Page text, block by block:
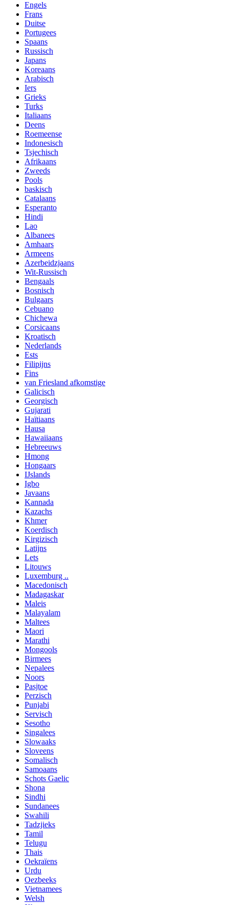
Engels
Frans
Duitse
Portugees
Spaans
Russisch
Japans
Koreaans
Arabisch
Iers
Grieks
Turks
Italiaans
Deens
Roemeense
Indonesisch
Tsjechisch
Afrikaans
Zweeds
Pools
baskisch
Catalaans
Esperanto
Hindi
Lao
Albanees
Amhaars
Armeens
Azerbeidzjaans
Wit-Russisch
Bengaals
Bosnisch
Bulgaars
Cebuano
Chichewa
Corsicaans
Kroatisch
Nederlands
Ests
Filipijns
Fins
van Friesland afkomstige
Galicisch
Georgisch
Gujarati
Haïtiaans
Hausa
Hawaiiaans
Hebreeuws
Hmong
Hongaars
IJslands
Igbo
Javaans
Kannada
Kazachs
Khmer
Koerdisch
Kirgizisch
Latijns
Lets
Litouws
Luxemburg ..
Macedonisch
Madagaskar
Maleis
Malayalam
Maltees
Maori
Marathi
Mongools
Birmees
Nepalees
Noors
Pasjtoe
Perzisch
Punjabi
Servisch
Sesotho
Singalees
Slowaaks
Sloveens
Somalisch
Samoaans
Schots Gaelic
Shona
Sindhi
Sundanees
Swahili
Tadzjieks
Tamil
Telugu
Thais
Oekraïens
Urdu
Oezbeeks
Vietnamees
Welsh